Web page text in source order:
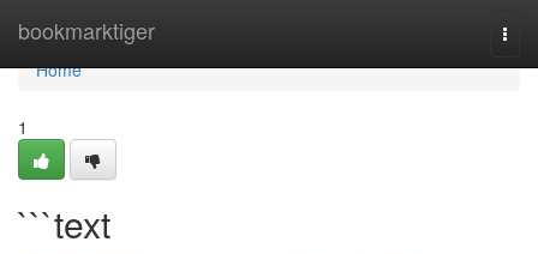
bookmarktiger
Home
Home
1
```text